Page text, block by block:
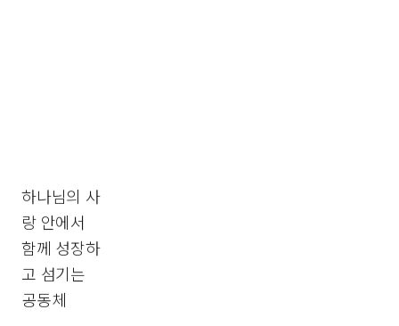
하나님의 사
랑 안에서 함
께 성장하고
섬기는 공동
체